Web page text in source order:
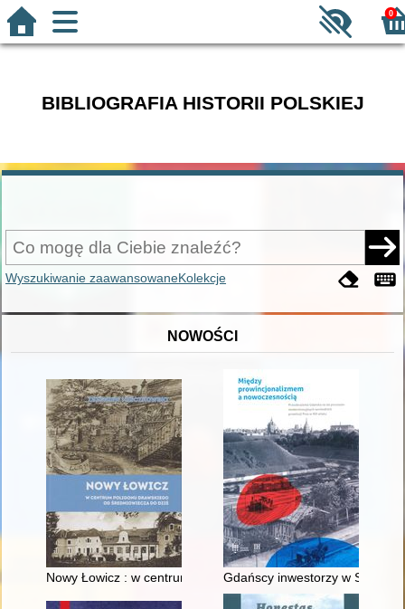
0
BIBLIOGRAFIA HISTORII POLSKIEJ
Wyszukiwanie zaawansowaneKolekcje
NOWOŚCI
Nowy Łowicz : w centrum poligonu drawskiego od
Gdańscy inwestorzy w